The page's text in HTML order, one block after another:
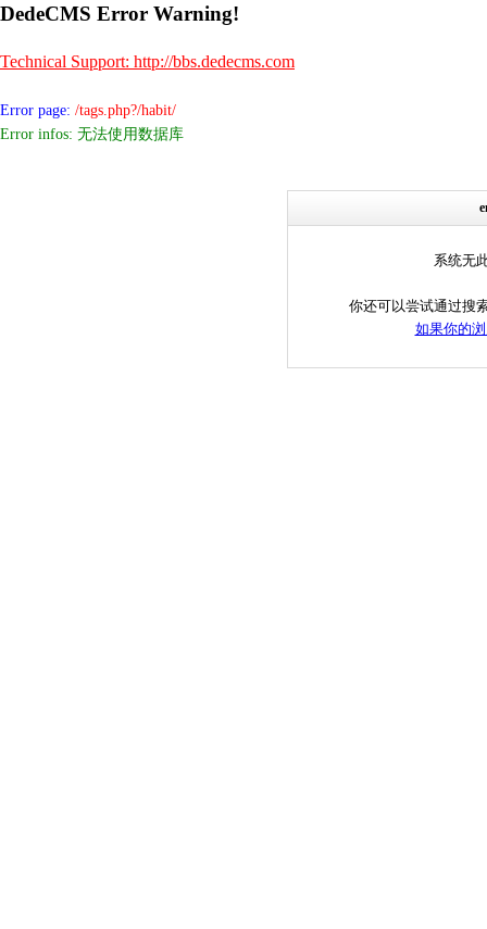
DedeCMS Error Warning!
Technical Support: http://bbs.dedecms.com
Error page: /tags.php?/habit/
Error infos: 无法使用数据库
系统无
你还可以尝试通过搜
如果你的